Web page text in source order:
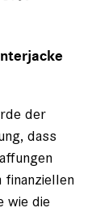
der
dass
finanziellen
wie die